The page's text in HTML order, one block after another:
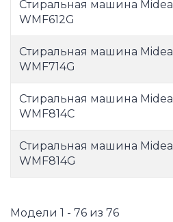
Стиральная машина Midea
WMF612G
Стиральная машина Midea
WMF714G
Стиральная машина Midea
WMF814C
Стиральная машина Midea
WMF814G
Модели 1 - 76 из 76